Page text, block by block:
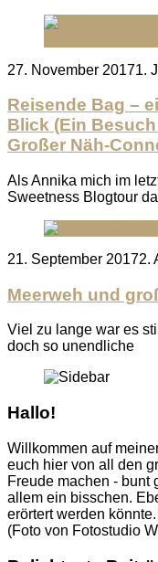
Posted
27. November 20171.
Reisende Bag –
Blick (Ein
Großer Näh-
Als Annika mich im
Sweetness Blogtour
Posted
21. September 20172.
Meerweh und
Viel zu lange war es
doch so unendliche
Hallo!
Willkommen auf
euch hier von all den
Freude machen - bunt
allem ein bisschen.
erörtert werden
(Foto von Fotostudio